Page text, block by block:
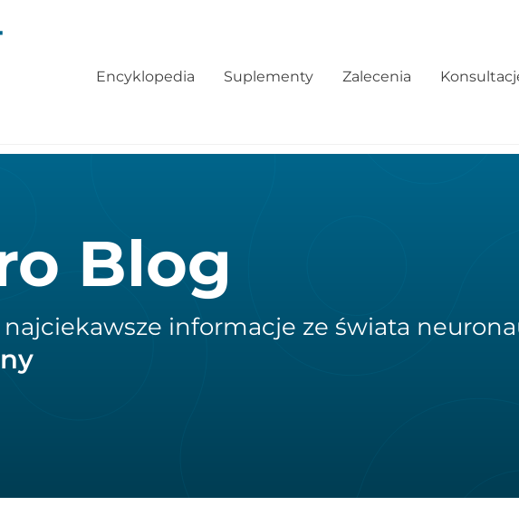
Encyklopedia Suplementy Zalecenia
Blog
najciekawsze informacje ze świata